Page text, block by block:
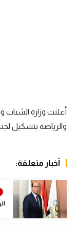
الكرة الإفريقية
سعودي في الجول
الدوري الإنجليزي
الدوري الإسباني
دوري أبطال أوروبا
أعلنت وزارة
والرياضة بتشكيل
أخبار متعلقة: